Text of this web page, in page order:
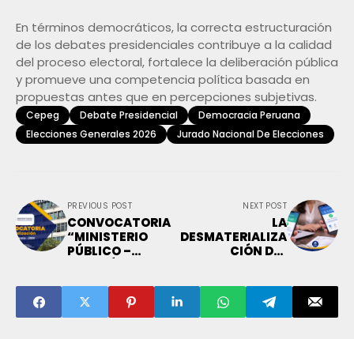
En términos democráticos, la correcta estructuración
de los debates presidenciales contribuye a la calidad
del proceso electoral, fortalece la deliberación pública
y promueve una competencia política basada en
propuestas antes que en percepciones subjetivas.
Cepeg Debate Presidencial
Democracia Peruana
Elecciones Generales 2026
Jurado Nacional De Elecciones
PREVIOUS POST
CONVOCATORIA
“MINISTERIO
PÚBLICO –
FEBRERO 2026”
NEXT POST
LA
DESMATERIALIZA
CIÓN DEL
REGLAMENTO DE
LA LEY Nº 32143 Y
LA INTEGRACIÓN